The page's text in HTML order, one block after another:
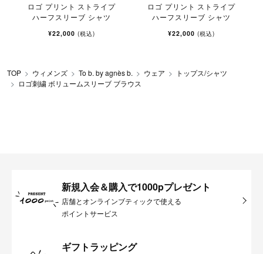
ロゴ プリント ストライプ
ハーフスリーブ シャツ
¥22,000 (税込)
ロゴ プリント ストライプ
ハーフスリーブ シャツ
¥22,000 (税込)
TOP ウィメンズ To b. by agnès b. ウェア
トップス/シャツ
ロゴ刺繍 ボリュームスリーブ ブラウス
新規入会＆購入で1000pプレゼント
店舗とオンラインブティックで使える
ポイントサービス
ギフトラッピング